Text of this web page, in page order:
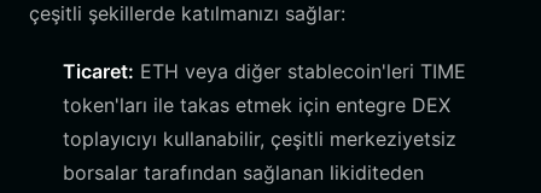
çeşitli şekillerde katılmanızı sağlar:
Ticaret: ETH veya diğer stablecoin'leri TIME
token'ları ile takas etmek için entegre DEX
toplayıcıyı kullanabilir, çeşitli merkeziyetsiz
borsalar tarafından sağlanan likiditeden